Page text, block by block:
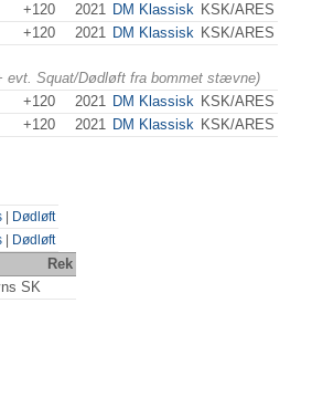
+120 2021 DM Klassisk KSK/ARES
+120 2021 DM Klassisk KSK/ARES
evt. Squat/Dødløft fra bommet stævne)
+120 2021 DM Klassisk KSK/ARES
+120 2021 DM Klassisk KSK/ARES
Dødløft
Dødløft
Rek
SK